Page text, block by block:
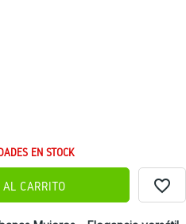
EN STOCK
AL CARRITO favorite_border